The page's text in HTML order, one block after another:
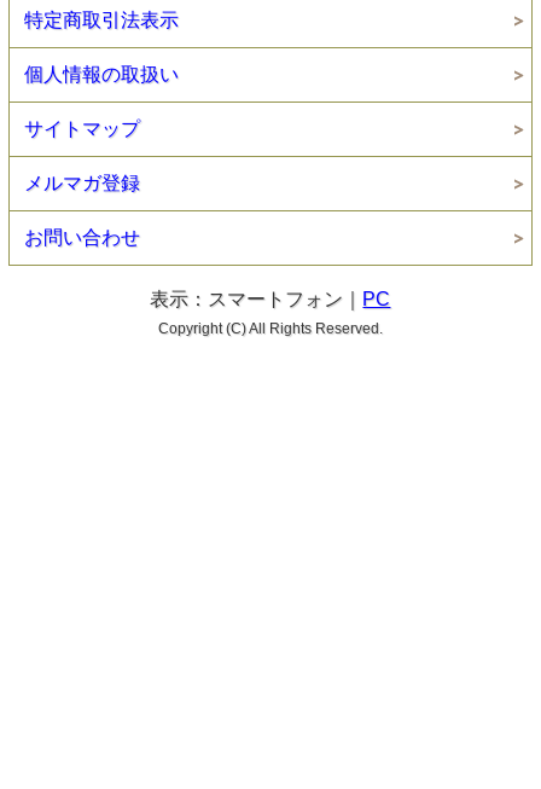
特定商取引法表示
個人情報の取扱い
サイトマップ
メルマガ登録
お問い合わせ
表示：スマートフォン｜ PC
Copyright (C) All Rights Reserved.